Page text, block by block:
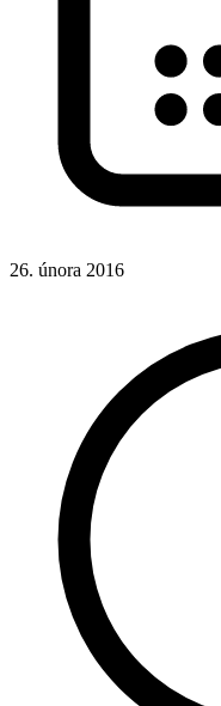
26. února 2016